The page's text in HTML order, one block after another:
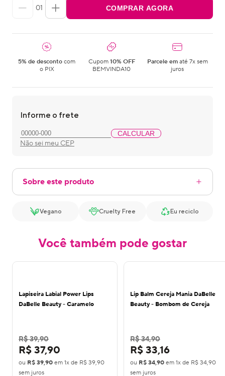
01 COMPRAR AGORA
5% de desconto com
o PIX
Cupom 10% OFF
BEMVINDA10
Parcele ematé 7x sem
juros
Informe o frete
CALCULAR
Não sei meu CEP
Sobre este produto
Vegano Cruelty Free Eu reciclo
Você também pode gostar
Lapiseira Labial Power Lips
DaBelle Beauty - Caramelo
R$ 39,90
R$ 37,90
ou R$ 39,90 em 1x de R$ 39,90
sem juros
Lip Balm Cereja Mania DaBelle
Beauty - Bombom de Cereja
R$ 34,90
R$ 33,16
ou R$ 34,90 em 1x de R$ 34,90
sem juros